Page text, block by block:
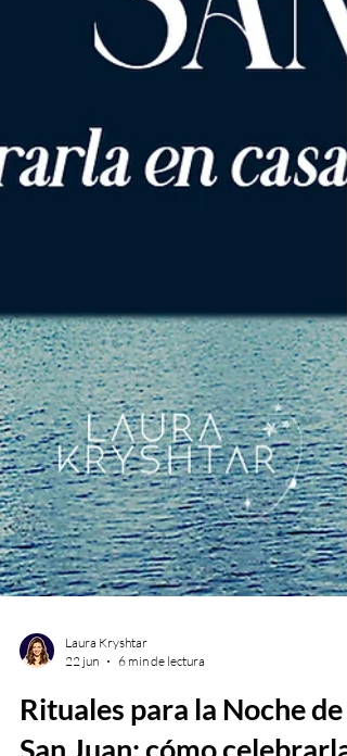
Laura Kryshtar
Rituales para la Noche de